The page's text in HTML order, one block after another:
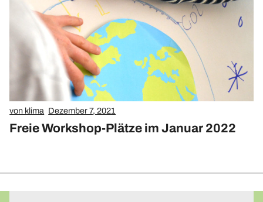
»Energie-Beratung«
Energie-Karten-Set
Energie-Workshops und Beratung
Offene Energie-Sprechstunde
Energie-Exkursionen
ChangeABLE
ChangeABLE Befragung
von klima Dezember 7, 2021
Freie Workshop-Plätze im Januar 2022